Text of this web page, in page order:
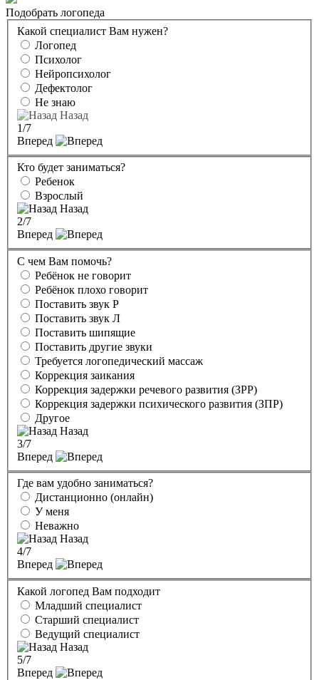
Подобрать логопеда
Какой специалист Вам нужен?
Логопед
Психолог
Нейропсихолог
Дефектолог
Не знаю
Назад
1/7
Вперед
Кто будет заниматься?
Ребенок
Взрослый
Назад
2/7
Вперед
С чем Вам помочь?
Ребёнок не говорит
Ребёнок плохо говорит
Поставить звук Р
Поставить звук Л
Поставить шипящие
Поставить другие звуки
Требуется логопедический массаж
Коррекция заикания
Коррекция задержки речевого развития (ЗРР)
Коррекция задержки психического развития (ЗПР)
Другое
Назад
3/7
Вперед
Где вам удобно заниматься?
Дистанционно (онлайн)
У меня
Неважно
Назад
4/7
Вперед
Какой логопед Вам подходит
Младший специалист
Старший специалист
Ведущий специалист
Назад
5/7
Вперед